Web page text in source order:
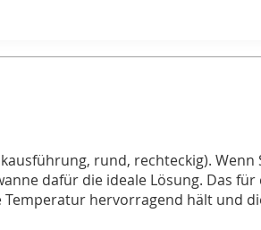
rund, rechteckig).
dafür die ideale Lösung. Das
hervorragend hält und